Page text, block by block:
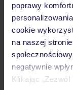
poprawy
cookie
na naszej
negatywnie
Klikając
Opinie
Pokoje